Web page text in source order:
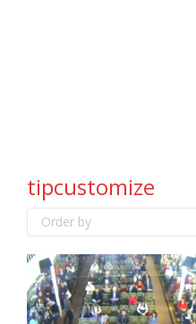
tipcustomize
Order by